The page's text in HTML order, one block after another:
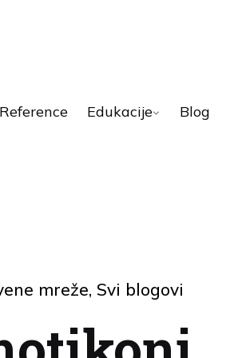
Reference Edukacije Blog
mreže Svi blogovi